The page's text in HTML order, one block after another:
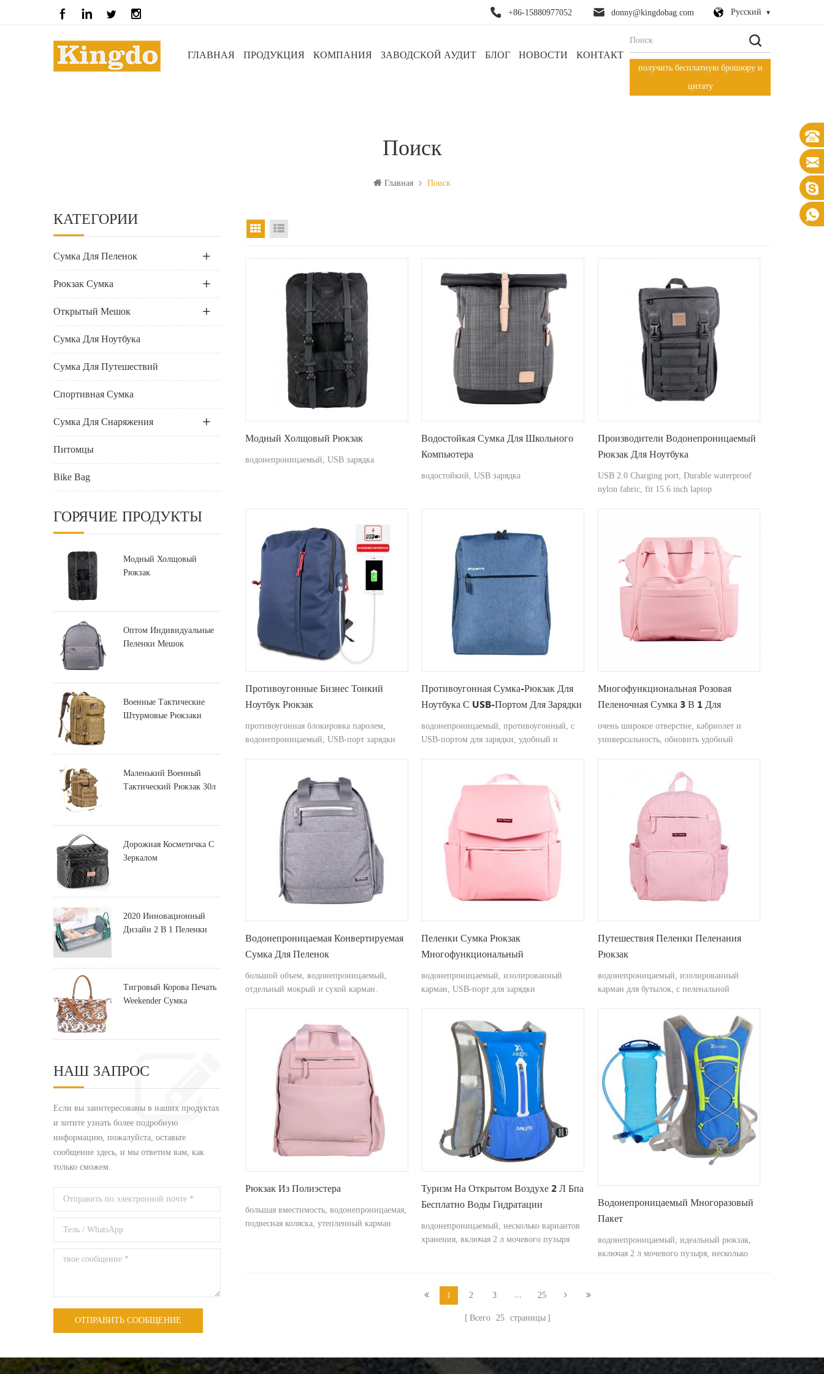
Русский
+86-15880977052 donny@kingdobag.com
получить бесплатную брошюру и
цитату
ГЛАВНАЯ ПРОДУКЦИЯ КОМПАНИЯ ЗАВОДСКОЙ АУДИТ БЛОГ НОВОСТИ КОНТАКТ
Поиск
Главная Поиск
КАТЕГОРИИ
Сумка Для Пеленок
Рюкзак Сумка
Открытый Мешок
Сумка Для Ноутбука
Сумка Для Путешествий
Спортивная Сумка
Сумка Для Снаряжения
Питомцы
Bike Bag
ГОРЯЧИЕ ПРОДУКТЫ
Модный Холщовый
Рюкзак
Оптом Индивидуальные
Пеленки Мешок
Военные Тактические
Штурмовые Рюкзаки
Маленький Военный
Тактический Рюкзак 30л
Дорожная Косметичка С
Зеркалом
Туалетных
Принадлежностей
2020 Инновационный
Дизайн 2 В 1 Пеленки
Тигровый Корова Печать
Weekender Сумка
НАШ ЗАПРОС
Если вы заинтересованы в наших продуктах
и ​​хотите узнать более подробную
информацию, пожалуйста, оставьте
сообщение здесь, и мы ответим вам, как
только сможем.
вид сетки
Модный Холщовый Рюкзак
водонепроницаемый, USB зарядка
Водостойкая Сумка Для Школьного
Компьютера
водостойкий, USB зарядка
Производители Водонепроницаемый
Рюкзак Для Ноутбука
USB 2.0 Charging port, Durable waterproof
nylon fabric, fit 15.6 inch laptop
Противоугонные Бизнес Тонкий
Ноутбук Рюкзак
противоугонная блокировка паролем,
водонепроницаемый, USB-порт зарядки
Противоугонная Сумка-Рюкзак Для
Ноутбука С USB-Портом Для Зарядки
водонепроницаемый, противоугонный, с
USB-портом для зарядки, удобный и
Многофункциональная Розовая
Пеленочная Сумка 3 В 1 Для
очень широкое отверстие, кабриолет и
универсальность, обновить удобный
Водонепроницаемая Конвертируемая
Сумка Для Пеленок
большой объем, водонепроницаемый,
отдельный мокрый и сухой карман.
Пеленки Сумка Рюкзак
Многофункциональный
Водонепроницаемый Пеленки Сумки
Для Беременных
водонепроницаемый, изолированный
карман, USB-порт для зарядки
Путешествия Пеленки Пеленания
Рюкзак
водонепроницаемый, изолированный
карман для бутылок, с пеленальной
Рюкзак Из Полиэстера
большая вместимость, водонепроницаемая,
подвесная коляска, утепленный карман
Туризм На Открытом Воздухе 2 Л Бпа
Бесплатно Воды Гидратации
Мочевого Пузыря Рюкзак
водонепроницаемый, несколько вариантов
хранения, включая 2 л мочевого пузыря
Водонепроницаемый Многоразовый
Пакет
водонепроницаемый, идеальный рюкзак,
включая 2 л мочевого пузыря, несколько
1 2 3 ... 25
Всего 25 страницы